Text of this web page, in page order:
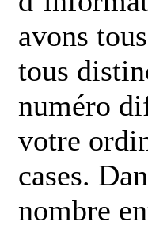
avons
tous
numéro
votre
cases.
nombre